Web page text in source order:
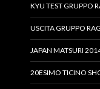
KYU TEST GRUPPO
USCITA GRUPPO
JAPAN MATSURI
20ESIMO TICINO